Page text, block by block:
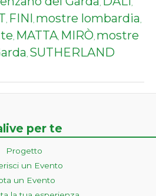
, ,
, FINI , mostre lombardia,
, MATTA, MIRÒ, mostre
, SUTHERLAND
per te
Progetto
un Evento
un Evento